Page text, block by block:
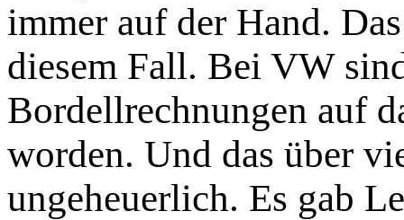
immer auf der Hand.
diesem Fall. Bei VW
Bordellrechnungen auf
worden. Und das über
ungeheuerlich. Es gab